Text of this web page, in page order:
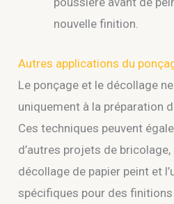
nouvelle finition.
Autres applications du
Le ponçage et le décollage
uniquement à la préparation
Ces techniques peuvent
d’autres projets de
décollage de papier peint et
spécifiques pour des